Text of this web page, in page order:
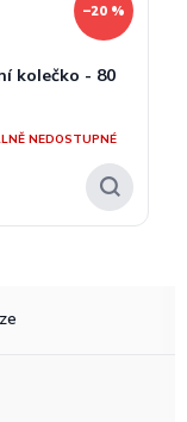
–20 %
kolečko - 80
NEDOSTUPNÉ